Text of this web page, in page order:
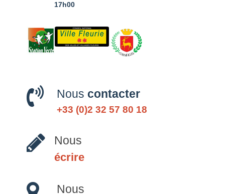
17h00
Nous contacter
+33 (0)2 32 57 80 18
Nous
écrire
Nous